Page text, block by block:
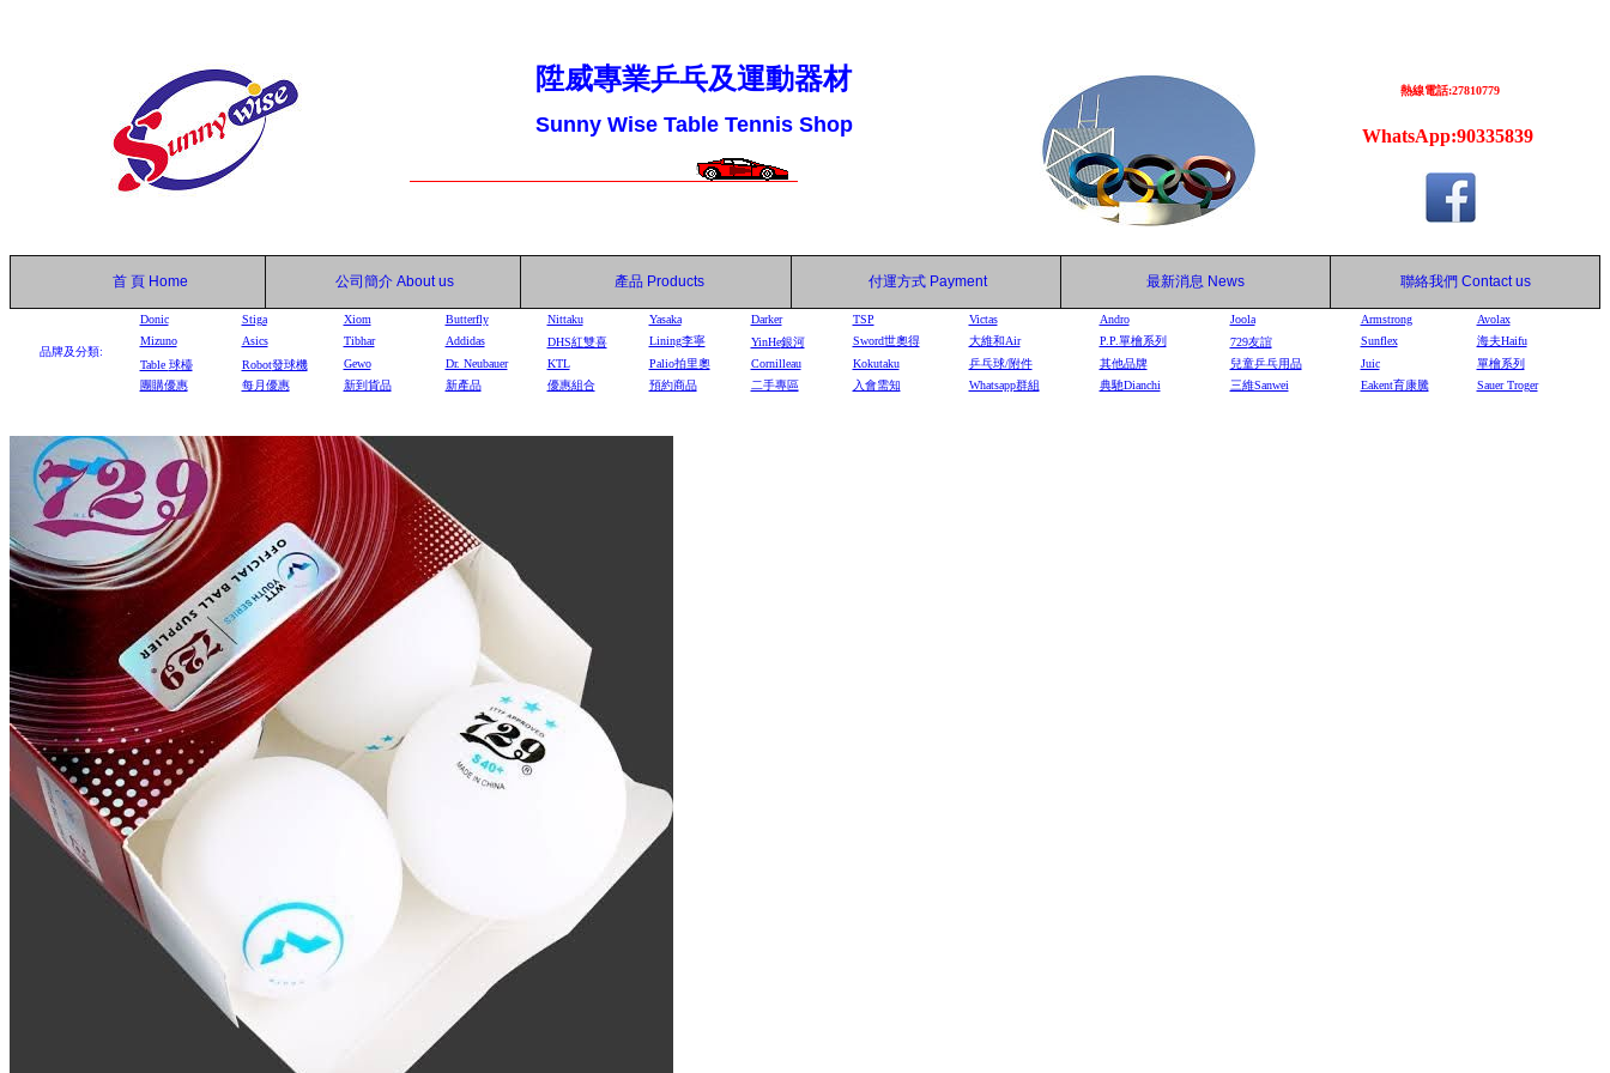
陞威專業乒乓及運動器材
Sunny Wise Table Tennis Shop
熱線電話:27810779
WhatsApp:90335839
首 頁 Home 公司簡介 About us 產品 Products 付運方式 Payment 最新消息 News 聯絡我們 Contact us
品牌及分類:
Donic Stiga Xiom Butterfly Nittaku Yasaka Darker TSP Victas Andro Joola Armstrong
Avolax
Mizuno
Asics Tibhar Addidas DHS紅雙喜 Lining李寧 YinHe銀河 Sword世奧得 大維和Air P.P.單檜系列 729友誼 Sunflex
海夫Haifu
Table 球檯 Robot發球機 Gewo Dr. Neubauer KTL Palio拍里奧 Cornilleau Kokutaku 乒乓球/附件 其他品牌 兒童乒乓用品 Juic
單檜系列
團購優惠
每月優惠 新到貨品 新產品 優惠組合 預約商品 二手專區 入會需知 Whatsapp群組 典馳Dianchi 三維Sanwei Eakent育康騰 Sauer Troger